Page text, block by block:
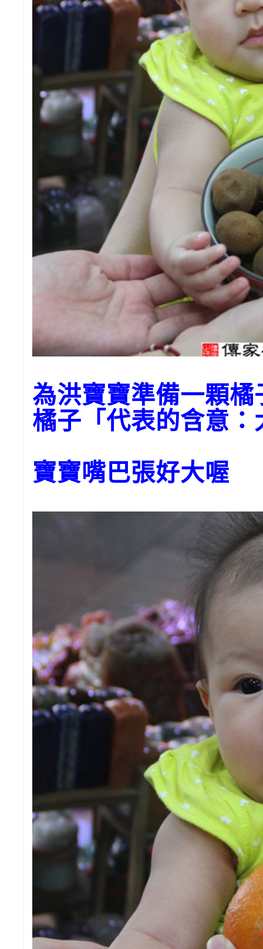
為洪寶寶準備一顆
橘子「代表的含意：
寶寶嘴巴張好大喔